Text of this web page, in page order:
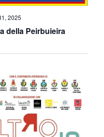
2025
della Peirbuieira